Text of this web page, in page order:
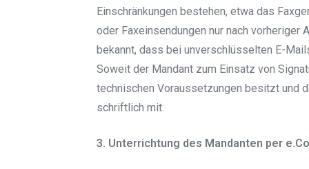
Einschränkungen bestehen, etwa das
oder Faxeinsendungen nur nach vorheriger
bekannt, dass bei unverschlüsselten E-
Soweit der Mandant zum Einsatz von
technischen Voraussetzungen besitzt und
schriftlich mit.
3. Unterrichtung des Mandanten per